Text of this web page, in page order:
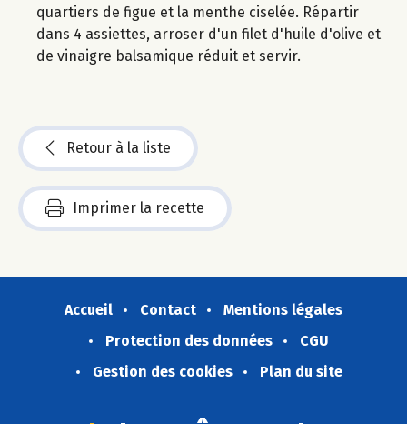
quartiers de figue et la menthe ciselée. Répartir
dans 4 assiettes, arroser d'un filet d'huile d'olive et
de vinaigre balsamique réduit et servir.
Retour à la liste
Imprimer la recette
Accueil Contact
Mentions légales
Protection des données
CGU
Gestion des cookies
Plan du site